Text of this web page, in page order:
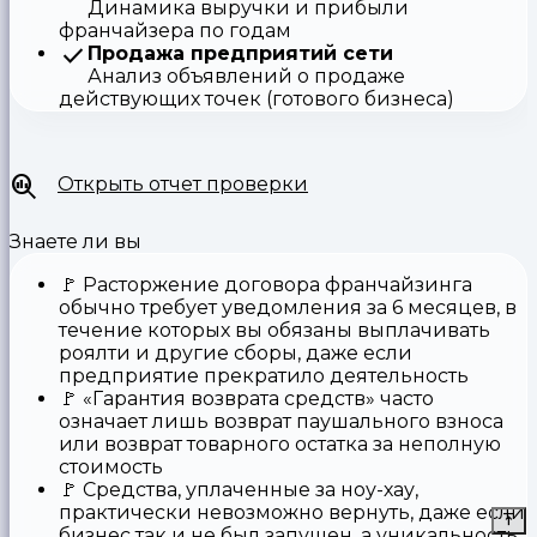
Динамика выручки и прибыли
франчайзера по годам
Продажа предприятий сети
Анализ объявлений о продаже
действующих точек (готового бизнеса)
Открыть отчет проверки
Знаете ли вы
🚩 Расторжение договора франчайзинга
обычно требует уведомления за 6 месяцев, в
течение которых вы обязаны выплачивать
роялти и другие сборы, даже если
предприятие прекратило деятельность
🚩 «Гарантия возврата средств» часто
означает лишь возврат паушального взноса
или возврат товарного остатка за неполную
стоимость
🚩 Средства, уплаченные за ноу-хау,
практически невозможно вернуть, даже если